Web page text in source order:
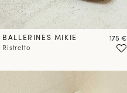
BALLERINES MIKIE
Ristretto
Prix
175 €